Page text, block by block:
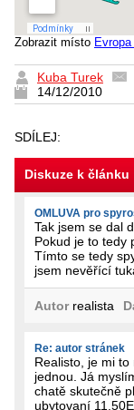
Zobrazit místo
Kuba Turek
14/12/2010
SDÍLEJ:
Diskuze k článku
OMLUVA pro
Tak jsem se dal
Pokud je to tedy
Tímto se tedy
jsem nevěřící
Autorrealista
Re: autor stránek
Realisto, je mi
jednou. Já
chatě skutečně
ubytovaní